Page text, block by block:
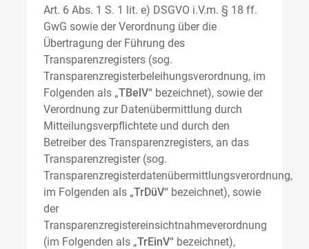
Art. 6 Abs. 1 S. 1 lit. e) DSGVO i.V.m. § 18 ff.
GwG sowie der Verordnung über die
Übertragung der Führung des
Transparenzregisters (sog.
Transparenzregisterbeleihungsverordnung, im
Folgenden als „TBelV“ bezeichnet), sowie der
Verordnung zur Datenübermittlung durch
Mitteilungsverpflichtete und durch den
Betreiber des Transparenzregisters, an das
Transparenzregister (sog.
Transparenzregisterdatenübermittlungsverordnung,
im Folgenden als „TrDüV“ bezeichnet), sowie
der
Transparenzregistereinsichtnahmeverordnung
(im Folgenden als „TrEinV“ bezeichnet),